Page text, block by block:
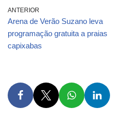
ANTERIOR
Arena de Verão Suzano leva
programação gratuita a praias
capixabas